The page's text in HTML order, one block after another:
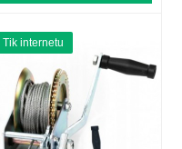
Tik internetu